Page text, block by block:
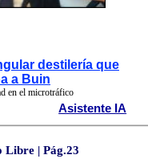
destilería que
a Buin
en el microtráfico
Asistente IA
Libre | Pág.23